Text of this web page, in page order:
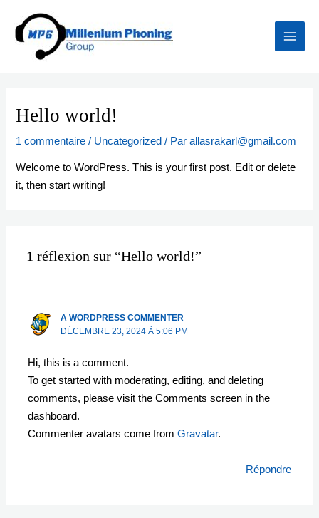
contenu
Hello world!
1 commentaire / Uncategorized / Parallasrakarl@gmail.com
Welcome to WordPress. This is your first post. Edit or delete
it, then start writing!
1 réflexion sur “Hello world!”
A WORDPRESS COMMENTER
DÉCEMBRE 23, 2024 À 5:06 PM
Hi, this is a comment.
To get started with moderating, editing, and deleting
comments, please visit the Comments screen in the
dashboard.
Commenter avatars come fromGravatar.
Répondre